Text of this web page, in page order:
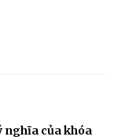
nghĩa của khóa